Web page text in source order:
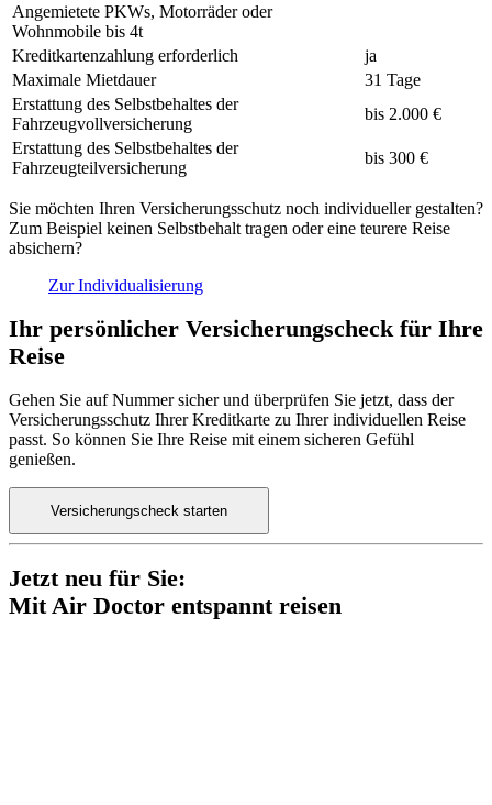
Angemietete PKWs, Motorräder oder
Wohnmobile bis 4t
Kreditkartenzahlung erforderlich
ja
Maximale Mietdauer
31 Tage
Erstattung des Selbstbehaltes der
Fahrzeugvollversicherung
bis 2.000 €
Erstattung des Selbstbehaltes der
Fahrzeugteilversicherung
bis 300 €
Sie möchten Ihren Versicherungsschutz noch individueller gestalten?
Zum Beispiel keinen Selbstbehalt tragen oder eine teurere Reise
absichern?
Zur Individualisierung
Ihr persönlicher Versicherungscheck für Ihre
Reise
Gehen Sie auf Nummer sicher und überprüfen Sie jetzt, dass der
Versicherungsschutz Ihrer Kreditkarte zu Ihrer individuellen Reise
passt. So können Sie Ihre Reise mit einem sicheren Gefühl
genießen.
Versicherungscheck starten
Jetzt neu für Sie:
Mit Air Doctor entspannt reisen